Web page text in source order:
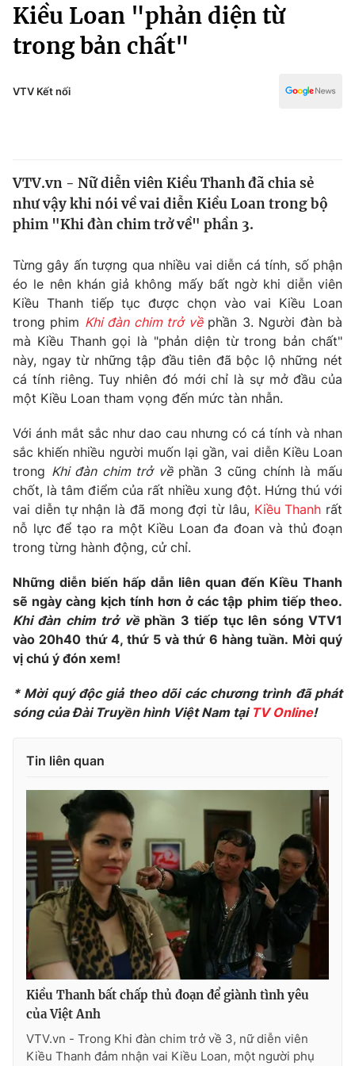
Chính trị
Xã hội
Pháp luật
Thế giới
Tin tức
Câu chuyện quốc tế
Kinh tế
Tài chính
Thị trường
Góc doanh nghiệp
Dữ liệu và đời sống
Truyền hình
Phim VTV
Hậu trường
Khán giả
Giải sao mai
Giải trí
Điện ảnh
Âm nhạc
Sao
Du lịch
Làm đẹp
Chất lượng cuộc sống
Giáo dục
Tuyển sinh
Học trực tuyến
Công nghệ
Hitech Công nghệ tương lai
Sản phẩm
Thị trường
Tư vấn
Giao lưu trực tuyến
Lịch phát sóng
Chuyên mục khác
Emagazine Podcast
VTV Money VTV Thể thao
VTV Sức khoẻ Bất động sản
Thị trường 24h Tấm lòng Việt
VTV4 Vươn mình bằng AI
VTV9
Liên hệ tòa soạn English
Truyền hình
Văn hóa - Giải trí
Y tế
Kiều Loan "phản diện từ
trong bản chất"
VTV Kết nối
VTV.vn - Nữ diễn viên Kiều Thanh đã chia sẻ
như vậy khi nói về vai diễn Kiều Loan trong bộ
phim "Khi đàn chim trở về" phần 3.
Từng gây ấn tượng qua nhiều vai diễn cá tính, số phận
éo le nên khán giả không mấy bất ngờ khi diễn viên
Kiều Thanh tiếp tục được chọn vào vai Kiều Loan
trong phim Khi đàn chim trở vềphần 3. Người đàn bà
mà Kiều Thanh gọi là "phản diện từ trong bản chất"
này, ngay từ những tập đầu tiên đã bộc lộ những nét
cá tính riêng. Tuy nhiên đó mới chỉ là sự mở đầu của
một Kiều Loan tham vọng đến mức tàn nhẫn.
Với ánh mắt sắc như dao cau nhưng có cá tính và nhan
sắc khiến nhiều người muốn lại gần, vai diễn Kiều Loan
trong Khi đàn chim trở vềphần 3 cũng chính là mấu
chốt, là tâm điểm của rất nhiều xung đột. Hứng thú với
vai diễn tự nhận là đã mong đợi từ lâu, Kiều Thanh rất
nỗ lực để tạo ra một Kiều Loan đa đoan và thủ đoạn
trong từng hành động, cử chỉ.
Những diễn biến hấp dẫn liên quan đến Kiều Thanh
sẽ ngày càng kịch tính hơn ở các tập phim tiếp theo.
Khi đàn chim trở vềphần 3 tiếp tục lên sóng VTV1
vào 20h40 thứ 4, thứ 5 và thứ 6 hàng tuần. Mời quý
vị chú ý đón xem!
* Mời quý độc giả theo dõi các chương trình đã phát
sóng của Đài Truyền hình Việt Nam tại TV Online!
Tin liên quan
Kiều Thanh bất chấp thủ đoạn để giành tình yêu
của Việt Anh
VTV.vn - Trong Khi đàn chim trở về 3, nữ diễn viên
Kiều Thanh đảm nhận vai Kiều Loan, một người phụ